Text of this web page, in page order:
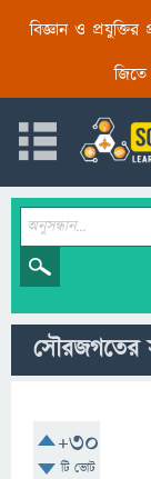
বিজ্ঞান ও
জিতে
সৌরজগতের
+30
টি ভোট